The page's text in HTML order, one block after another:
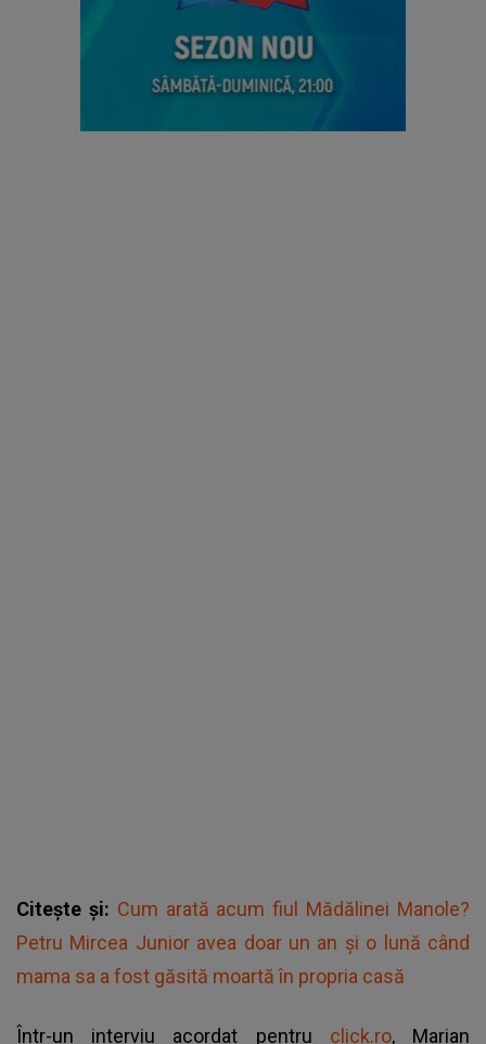
Citește și: Cum arată acum fiul Mădălinei Manole?
Petru Mircea Junior avea doar un an și o lună când
mama sa a fost găsită moartă în propria casă
Într-un interviu acordat pentru click.ro, Marian